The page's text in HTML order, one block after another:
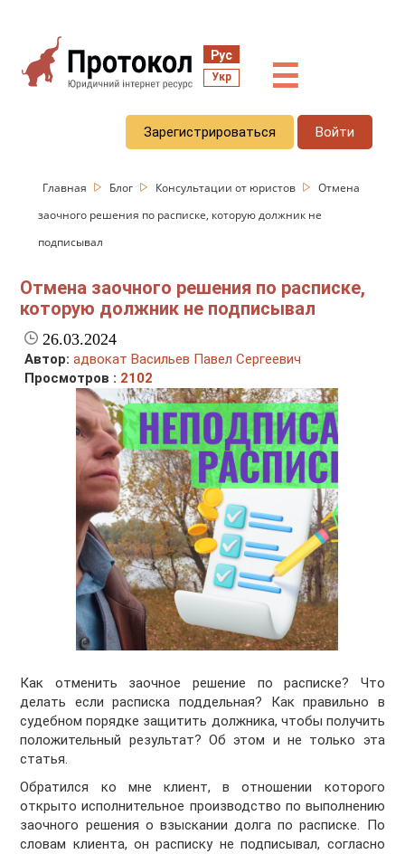
Рус
Укр ☰
Зарегистрироваться Войти
Главная Блог Консультации от юристов
Отмена
заочного решения по расписке, которую должник не
подписывал
Отмена заочного решения по расписке,
которую должник не подписывал
26.03.2024
Автор: адвокат Васильев Павел Сергеевич
Просмотров : 2102
Как отменить заочное решение по расписке? Что
делать если расписка поддельная? Как правильно в
судебном порядке защитить должника, чтобы получить
положительный результат? Об этом и не только эта
статья.
Обратился ко мне клиент, в отношении которого
открыто исполнительное производство по выполнению
заочного решения о взыскании долга по расписке. По
словам клиента, он расписку не подписывал, согласно